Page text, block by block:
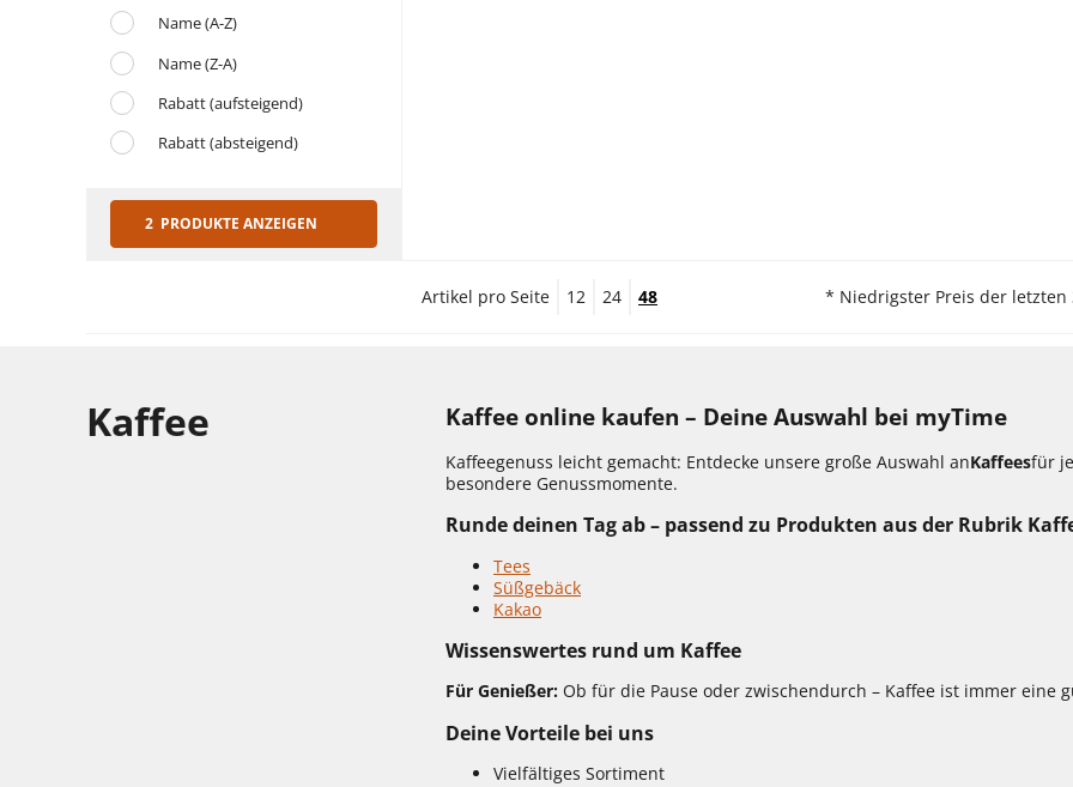
Name (A-Z)
Name (Z-A)
Rabatt (aufsteigend)
Rabatt (absteigend)
2 PRODUKTE ANZEIGEN
Artikel pro Seite 12 24 48 * Niedrigster Preis der letzten
Kaffee Kaffee online kaufen – Deine Auswahl bei myTime
Kaffeegenuss leicht gemacht: Entdecke unsere große Auswahl anKaffeesfür
besondere Genussmomente.
Runde deinen Tag ab – passend zu Produkten aus der Rubrik
Tees
Süßgebäck
Kakao
Wissenswertes rund um Kaffee
Für Genießer: Ob für die Pause oder zwischendurch – Kaffee ist immer eine
Deine Vorteile bei uns
Vielfältiges Sortiment